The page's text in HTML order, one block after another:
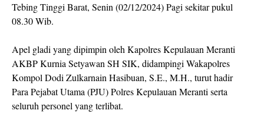
Tebing Tinggi Barat, Senin (02/12/2024) Pagi sekitar pukul
08.30 Wib.
Apel gladi yang dipimpin oleh Kapolres Kepulauan Meranti
AKBP Kurnia Setyawan SH SIK, didampingi Wakapolres
Kompol Dodi Zulkarnain Hasibuan, S.E., M.H., turut hadir
Para Pejabat Utama (PJU) Polres Kepulauan Meranti serta
seluruh personel yang terlibat.